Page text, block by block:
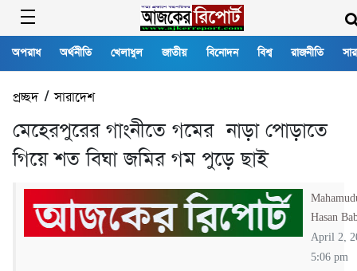
অপরাধ অর্থনীতি খেলাধুল জাতীয় বিনোদন বিশ্ব রাজনীতি
প্রচ্ছদ/সারাদেশ
মেহেরপুরের গাংনীতে গমের নাড়া পোড়াতে
গিয়ে শত বিঘা জমির গম পুড়ে ছাই
Hasan
April 2,
5:06 pm